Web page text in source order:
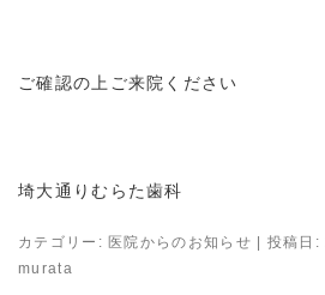
ご確認の上ご来院ください
埼大通りむらた歯科
カテゴリー: 医院からのお知らせ | 投稿日:
murata